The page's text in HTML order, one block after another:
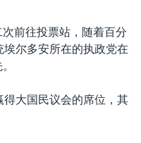
前往投票站，随着百分
尔多安所在的执政党在
大国民议会的席位，其